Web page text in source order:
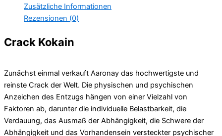
Zusätzliche Informationen
Rezensionen (0)
Crack Kokain
Zunächst einmal verkauft Aaronay das hochwertigste und
reinste Crack der Welt. Die physischen und psychischen
Anzeichen des Entzugs hängen von einer Vielzahl von
Faktoren ab, darunter die individuelle Belastbarkeit, die
Verdauung, das Ausmaß der Abhängigkeit, die Schwere der
Abhängigkeit und das Vorhandensein versteckter psychischer